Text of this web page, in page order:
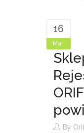
16
Mar
By